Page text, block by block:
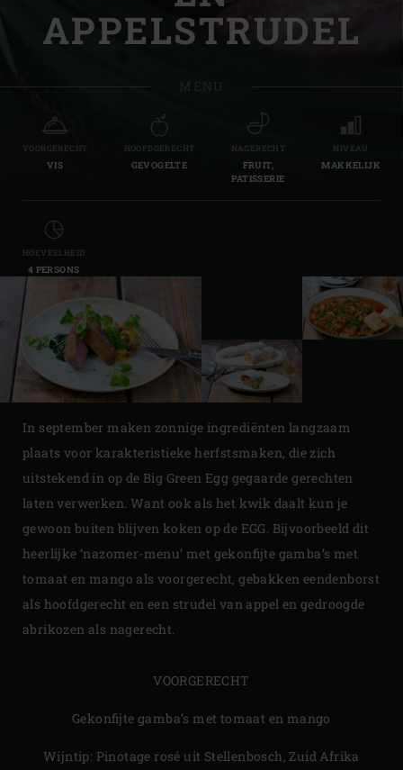
APPELSTRUDEL
VOORGERECHT
VIS
HOOFDGERECHT
GEVOGELTE
NAGERECHT
FRUIT,
PATISSERIE
NIVEAU
MAKKELIJK
HOEVEELHEID
4 PERSONS
In september maken zonnige ingrediënten langzaam
plaats voor karakteristieke herfstsmaken, die zich
uitstekend in op de Big Green Egg gegaarde gerechten
laten verwerken. Want ook als het kwik daalt kun je
gewoon buiten blijven koken op de EGG. Bijvoorbeeld dit
heerlijke ‘nazomer-menu’ met gekonfijte gamba’s met
tomaat en mango als voorgerecht, gebakken eendenborst
als hoofdgerecht en een strudel van appel en gedroogde
abrikozen als nagerecht.
VOORGERECHT
​Gekonfijte gamba’s met tomaat en mango
Wijntip: Pinotage rosé uit Stellenbosch, Zuid Afrika